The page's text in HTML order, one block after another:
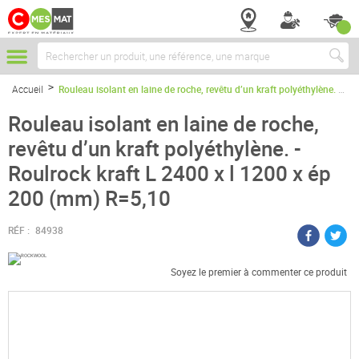
Chercher
Accueil Rouleau isolant en laine de roche, revêtu d’un kraft polyéthylène. - Roulrock kraft L 2400 x l 1200 x ép 200 (mm) R=5,10
Rouleau isolant en laine de roche,
revêtu d’un kraft polyéthylène. -
Roulrock kraft L 2400 x l 1200 x ép
200 (mm) R=5,10
RÉF : 84938
Soyez le premier à commenter ce produit
Passer